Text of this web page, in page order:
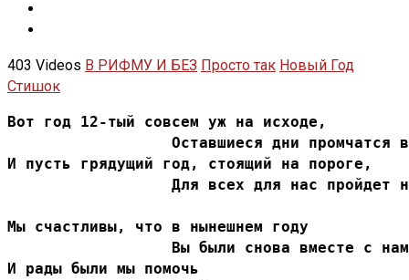
403 Videos В РИФМУ И БЕЗ Просто так Новый Год
Стишок
Вот год 12-тый совсем уж на исходе,
Оставшиеся дни промчатся в
И пусть грядущий год, стоящий на пороге,
Для всех для нас пройдет на
Мы счастливы, что в нынешнем году
Вы были снова вместе с
И рады были мы помочь